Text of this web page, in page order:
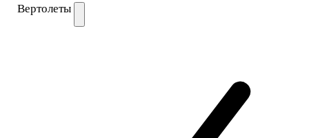
Вертолеты